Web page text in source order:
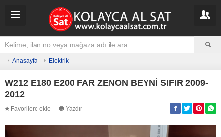
Anasayfa Elektrik
W212 E180 E200 FAR ZENON BEYNİ SIFIR 2009-
2012
Favorilere ekle Yazdır